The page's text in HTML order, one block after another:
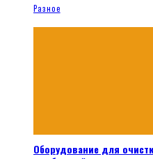
Разное
Оборудование для